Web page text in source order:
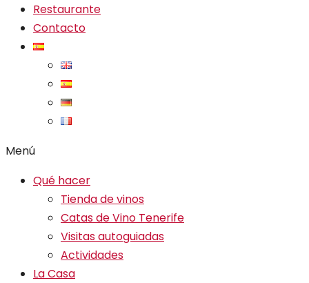
Restaurante
Contacto
Menú
Qué hacer
Tienda de vinos
Catas de Vino Tenerife
Visitas autoguiadas
Actividades
La Casa